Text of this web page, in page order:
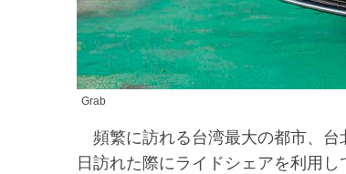
Grab
頻繁に訪れる台湾最大の都市、台
日訪れた際にライドシェアを利用